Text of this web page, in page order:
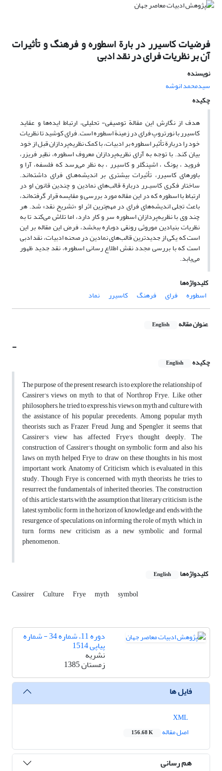
فرضیات کاسیرر در بارة اسطوره و فرهنگ و تأثیرات
آن بر نظریات فرای در نقد ادبی
نویسنده
سیدمحمد انوشه
چکیده
هدف از نگارش این مقالة توصیفی- تحلیلی، ارتباط ایده‌‌‌‌‌‌‌‌‌‌‌‌‌‌‌‌‌‌‌‌‌‌‌‌‌‌‌‌‌‌‌‌‌‌‌‌‌‌‌‌‌‌‌‌‌‌‌‌‌‌‌‌‌‌‌‌ها و عقاید
کاسیرر با نورتروپ فرای در زمینة اسطوره است. فرای کوشید تا نظریات
خود را دربارة تأثیر اسطوره بر ادبیات، با کمک نظریه‌‌‌‌‌‌‌‌‌‌‌‌‌‌‌‌‌‌‌‌‌‌‌‌‌‌‌‌‌‌پردازان قبل از خود
بیان کند. با توجه به آرای نظریه‌پردازان‌‌‌‌ معروف اسطوره، نظیر فریزر،
فروید ، یونگ ، اشپنگلر و کاسیرر ، به نظر می‌‌‌‌‌‌‌‌‌‌‌‌‌‌رسد که فلسفه، آرا و
باورهای کاسیرر، تأثیرات بیشتری بر اندیشه‌هـای فرای داشته‌اند.
ساختار فکری کاسیـرر دربارة قالب‌های نمادین و چندین قانون او در
ارتباط با اسطوره که در این مقاله مورد بررسی و مقایسه قرار گرفته‌اند،
باعث تجلی اندیشه‌های فرای در مهم‌ترین اثر او «تشریح نقد» شد. هر
چند وی با نظریه‌پردازان اسطوره سر و کار دارد، اما تلاش می‌کند تا به
نظریات بنیادین موروثی رونقی دوباره ببخشد، فرض این مقاله بر این
است که یکی از جدیدترین قالب‌های نمادین در صحنه ادبیات، نقد ادبی
است که با بررسی مجدد نقش اطلاع رسانی اسطوره، نقد جدید ظهور
می‌یابد.
کلیدواژه‌ها
اسطوره
فرای فرهنگ کاسیرر نماد
عنوان مقاله English
-
چکیده English
The purpose of the present research is to explore the relationship of
Cassirer's views on myth to that of Northrop Frye. Like other
philosophers, he tried to express his views on myth and culture with
the assistance of his popular precedents. Among popular myth
theorists such as Frazer, Freud, Jung, and Spengler, it seems that
Cassirer's view has affected Frye's thought deeply. The
construction of Cassirer's thought on symbolic form and also his
laws on myth helped Frye to draw on these thoughts in his most
important work, Anatomy of Criticism, which is evaluated in this
study. Though Frye is concerned with myth theorists, he tries to
resurrect the fundamentals of inherited theories. The construction
of this article starts with the assumption that literary criticism is the
latest symbolic form in the horizon of knowledge and ends with the
resurgence of speculations on informing the role of myth, which, in
turn, forms new criticism as a new symbolic and formal
phenomenon.
کلیدواژه‌ها English
Cassirer Culture Frye myth symbol
دوره 11، شماره 34 - شماره
پیاپی 1514
نشریه
زمستان 1385
فایل ها
اصل مقاله
156.68 K
هم رسانی